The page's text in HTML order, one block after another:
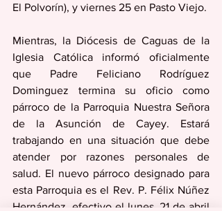
El Polvorín), y viernes 25 en Pasto Viejo.
Mientras, la Diócesis de Caguas de la
Iglesia Católica informó oficialmente
que Padre Feliciano Rodríguez
Dominguez termina su oficio como
párroco de la Parroquia Nuestra Señora
de la Asunción de Cayey. Estará
trabajando en una situación que debe
atender por razones personales de
salud. El nuevo párroco designado para
esta Parroquia es el Rev. P. Félix Núñez
Hernández, efectivo el lunes, 21 de abril